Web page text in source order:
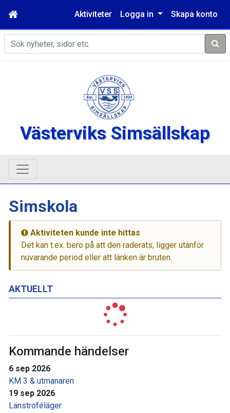
Aktiviteter Logga in Skapa konto
Sök
Västerviks Simsällskap
AKTUELLT
Kommande händelser
6 sep 2026
KM 3 & utmanaren
19 sep 2026
Länstroféläger
Simskola
Aktiviteten kunde inte hittas
Det kan t.ex. bero på att den raderats, ligger utanför
nuvarande period eller att länken är bruten.